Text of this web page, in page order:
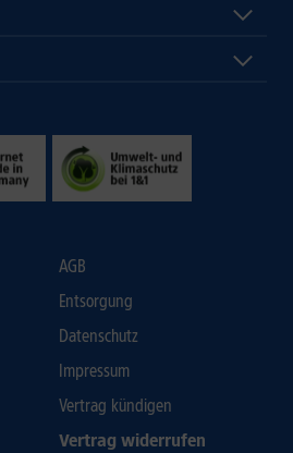
AGB
Entsorgung
Datenschutz
Impressum
Vertrag kündigen
Vertrag widerrufen